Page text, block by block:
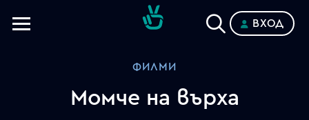
ВХОД
ФИЛМИ
Момче на върха